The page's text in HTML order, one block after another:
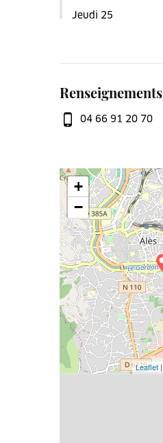
Jeudi 25
Samedi 27
Renseignements
04 66 91 20 70
+
−
Leaflet |